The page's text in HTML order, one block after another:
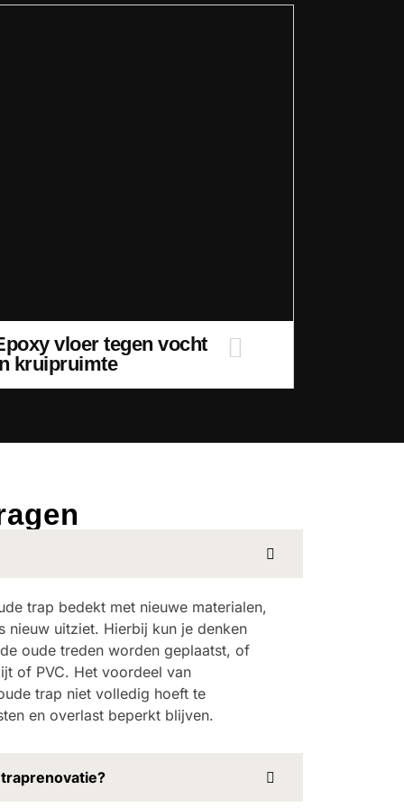
vloer tegen vocht
kruipruimte
trap bedekt met nieuwe materialen,
nieuw uitziet. Hierbij kun je denken
oude treden worden geplaatst, of
of PVC. Het voordeel van
trap niet volledig hoeft te
en overlast beperkt blijven.